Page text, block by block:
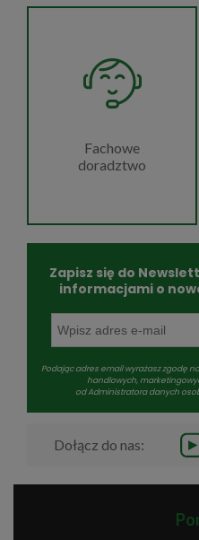
Fachowe
doradztwo
Zapisz się do
informacjami o
Podając adres email wyrażasz zgodę
handlowych,
od Administratora danych
Dołącz do nas: